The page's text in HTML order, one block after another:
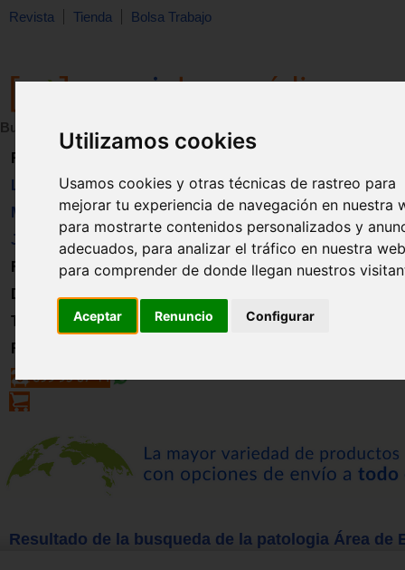
Utilizamos cookies
Usamos cookies y otras técnicas de rastreo para
mejorar tu experiencia de navegación en nuestra
para mostrarte contenidos personalizados y
adecuados, para analizar el tráfico en nuestra
para comprender de donde llegan nuestros
Aceptar Renuncio Configurar
Revista Tienda Bolsa Trabajo
Buscar:
Revista
Libros
Material
Juguetes
Formación
Directorio
Trabajo
Registro
Resultado de la busqueda de la patologia Área de